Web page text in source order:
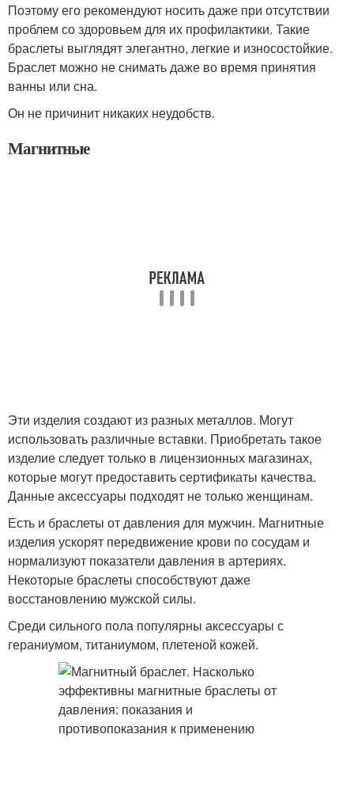
Поэтому его рекомендуют носить даже при отсутствии
проблем со здоровьем для их профилактики. Такие
браслеты выглядят элегантно, легкие и износостойкие.
Браслет можно не снимать даже во время принятия
ванны или сна.
Он не причинит никаких неудобств.
Магнитные
Эти изделия создают из разных металлов. Могут
использовать различные вставки. Приобретать такое
изделие следует только в лицензионных магазинах,
которые могут предоставить сертификаты качества.
Данные аксессуары подходят не только женщинам.
Есть и браслеты от давления для мужчин. Магнитные
изделия ускорят передвижение крови по сосудам и
нормализуют показатели давления в артериях.
Некоторые браслеты способствуют даже
восстановлению мужской силы.
Среди сильного пола популярны аксессуары с
гераниумом, титаниумом, плетеной кожей.